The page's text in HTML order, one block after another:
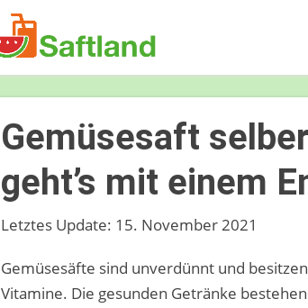
Gemüsesaft
geht’s mit einem
Letztes Update: 15. November 2021
Gemüsesäfte sind unverdünnt und
Vitamine. Die gesunden Getränke